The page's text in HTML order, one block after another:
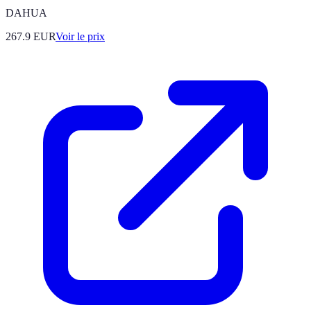
DAHUA
267.9 EURVoir le prix